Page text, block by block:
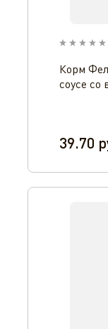
Корм
соусе со
39.70